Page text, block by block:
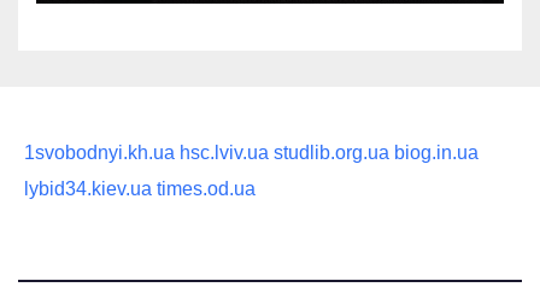
1svobodnyi.kh.ua hsc.lviv.ua studlib.org.ua biog.in.ua
lybid34.kiev.ua times.od.ua